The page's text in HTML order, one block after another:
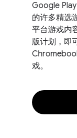
Google
的许多精选
平台游戏内
版计划，即
戏。